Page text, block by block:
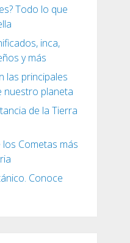
Todo lo que
inca,
y más
las principales
nuestro planeta
de la Tierra
Cometas más
Conoce